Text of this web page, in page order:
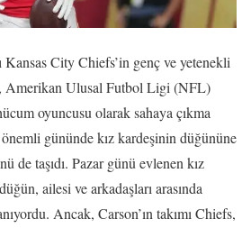
City Chiefs’in genç ve yetenekli
Amerikan Ulusal Futbol Ligi (NFL)
oyuncusu olarak sahaya çıkma
önemli gününde kız kardeşinin düğününe
de taşıdı. Pazar günü evlenen kız
ailesi ve arkadaşları arasında
Ancak, Carson’ın takımı Chiefs,